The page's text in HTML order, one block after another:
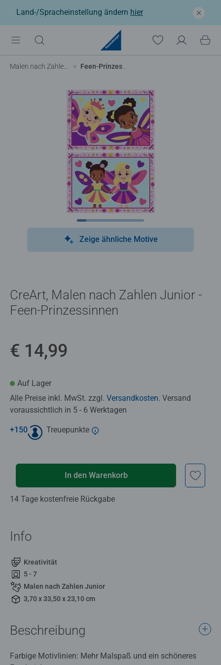
Land-/Spracheinstellung ändern hier
Malen nach Zahlen Kinder Feen-Prinzessinnen
Zeige ähnliche Motive
CreArt, Malen nach Zahlen Junior -
Feen-Prinzessinnen
€ 14,99
Auf Lager
Alle Preise inkl. MwSt. zzgl. Versandkosten. Versand
voraussichtlich in 5 - 6 Werktagen
+150 Treuepunkte
In den Warenkorb
14 Tage kostenfreie Rückgabe
Info
Kreativität
5 - 7
Malen nach Zahlen Junior
3,70 x 33,50 x 23,10 cm
Beschreibung
Farbige Motivlinien: Mehr Malspaß und ein schöneres